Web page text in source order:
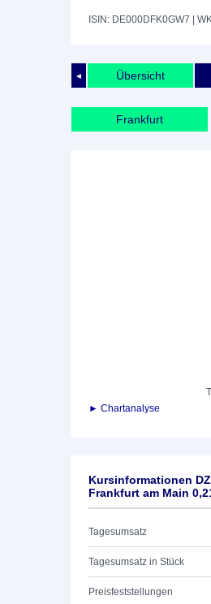
ISIN: DE000DFK0GW7 |
◄ Übersicht
Frankfurt
► Chartanalyse
Kursinformationen
Frankfurt am Main
Tagesumsatz
Tagesumsatz in Stück
Preisfeststellungen